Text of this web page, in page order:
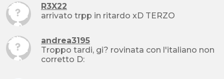
R3X22
arrivato trpp in ritardo xD TERZO
andrea3195
Troppo tardi, gi? rovinata con l'italiano non
corretto D: